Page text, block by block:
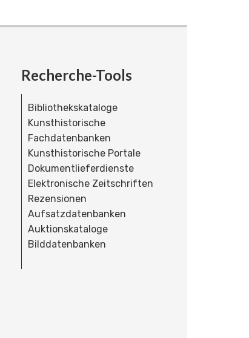
Recherche-Tools
Bibliothekskataloge
Kunsthistorische
Fachdatenbanken
Kunsthistorische Portale
Dokumentlieferdienste
Elektronische Zeitschriften
Rezensionen
Aufsatzdatenbanken
Auktionskataloge
Bilddatenbanken